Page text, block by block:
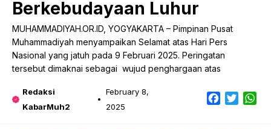
Berkebudayaan Luhur
MUHAMMADIYAH.OR.ID, YOGYAKARTA – Pimpinan Pusat
Muhammadiyah menyampaikan Selamat atas Hari Pers
Nasional yang jatuh pada 9 Februari 2025. Peringatan
tersebut dimaknai sebagai wujud penghargaan atas
Redaksi
KabarMuh2
February 8,
2025
Facebook
Twitter